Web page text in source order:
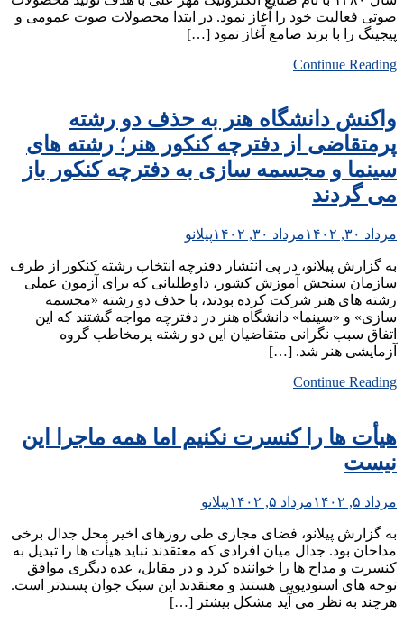
صوتی فعالیت خود را آغاز نمود. در ابتدا محصولات صوت عمومی و
پیجینگ را با برند صامع آغاز نمود […]
Continue Reading
واکنش دانشگاه هنر به حذف دو رشته
پرمتقاضی از دفترچه کنکور هنر؛ رشته های
سینما و مجسمه سازی به دفترچه کنکور باز
می گردند
مرداد ۳۰, ۱۴۰۲ مرداد ۳۰, ۱۴۰۲ پیلانو
به گزارش پیلانو، در پی انتشار دفترچه انتخاب رشته کنکور از طرف
سازمان سنجش آموزش کشور، داوطلبانی که برای آزمون عملی
رشته های هنر شرکت کرده بودند، با حذف دو رشته «مجسمه
سازی» و «سینما» دانشگاه هنر در دفترچه مواجه گشتند که این
اتفاق سبب نگرانی متقاضیان این دو رشته پرمخاطب گروه
آزمایشی هنر شد. […]
Continue Reading
هیأت ها را کنسرت نکنیم اما همه ماجرا این
نیست
مرداد ۵, ۱۴۰۲ مرداد ۵, ۱۴۰۲ پیلانو
به گزارش پیلانو، فضای مجازی طی روزهای اخیر محل جدال برخی
مداحان بود. جدال میان افرادی که معتقدند نباید هیأت ها را تبدیل به
کنسرت و مداح ها را خواننده کرد و در مقابل، عده دیگری موافق
نوحه های استودیویی هستند و معتقدند این سبک جوان پسندتر است.
هرچند به نظر می آید مشکل بیشتر […]